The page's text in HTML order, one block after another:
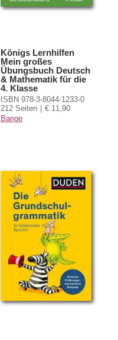
Königs Lernhilfen
Mein großes
Übungsbuch Deutsch
& Mathematik für die
4. Klasse
ISBN 978-3-8044-1233-0
212 Seiten
€ 11,90
Bange